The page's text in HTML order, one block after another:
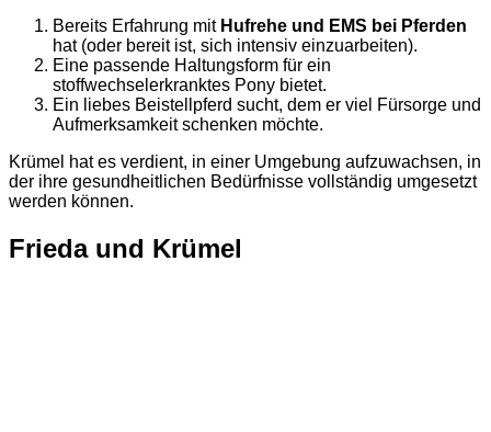
Bereits Erfahrung mit Hufrehe und EMS bei Pferden
hat (oder bereit ist, sich intensiv einzuarbeiten).
Eine passende Haltungsform für ein
stoffwechselerkranktes Pony bietet.
Ein liebes Beistellpferd sucht, dem er viel Fürsorge und
Aufmerksamkeit schenken möchte.
Krümel hat es verdient, in einer Umgebung aufzuwachsen, in
der ihre gesundheitlichen Bedürfnisse vollständig umgesetzt
werden können.
Frieda und Krümel